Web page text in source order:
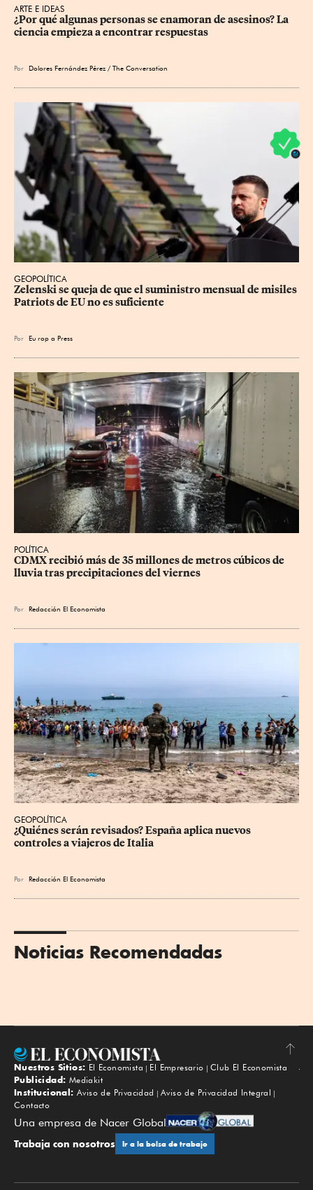
ARTE E IDEAS
¿Por qué algunas personas se enamoran de asesinos? La
ciencia empieza a encontrar respuestas
Por Dolores Fernández Pérez / The Conversation
GEOPOLÍTICA
Zelenski se queja de que el suministro mensual de misiles
Patriots de EU no es suficiente
Por Eu rop a Press
POLÍTICA
CDMX recibió más de 35 millones de metros cúbicos de
lluvia tras precipitaciones del viernes
Por Redacción El Economista
GEOPOLÍTICA
¿Quiénes serán revisados? España aplica nuevos
controles a viajeros de Italia
Por Redacción El Economista
Noticias Recomendadas
Subir
Nuestros Sitios: El Economista El Empresario
Club El Economista
Publicidad: Mediakit
Institucional: Aviso de Privacidad
Aviso de Privacidad Integral
Contacto
Una empresa de Nacer Global
Trabaja con nosotros Ir a la bolsa de trabajo